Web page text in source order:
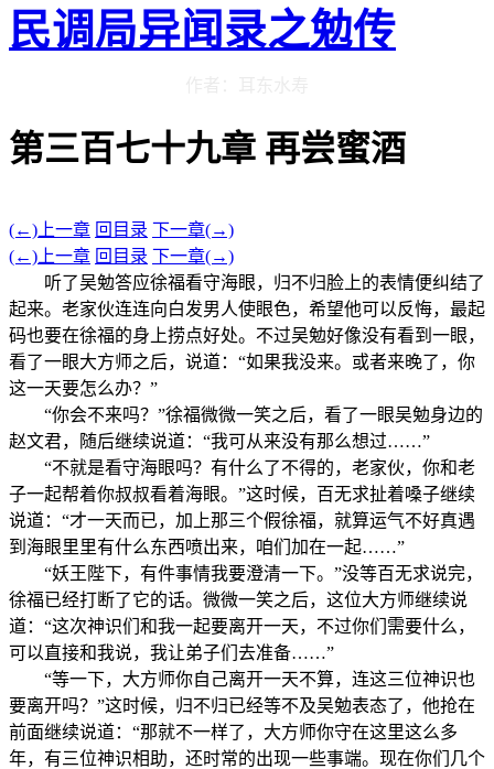
民调局异闻录之勉传
第三百七十九章 再尝蜜酒
(←)上一章 回目录 下一章(→)
(←)上一章 回目录 下一章(→)
听了吴勉答应徐福看守海眼，归不归脸上的表情便纠结了
起来。老家伙连连向白发男人使眼色，希望他可以反悔，最起
码也要在徐福的身上捞点好处。不过吴勉好像没有看到一眼，
看了一眼大方师之后，说道：“如果我没来。或者来晚了，你
这一天要怎么办？”
“你会不来吗？”徐福微微一笑之后，看了一眼吴勉身边的
赵文君，随后继续说道：“我可从来没有那么想过……”
“不就是看守海眼吗？有什么了不得的，老家伙，你和老
子一起帮着你叔叔看着海眼。”这时候，百无求扯着嗓子继续
说道：“才一天而已，加上那三个假徐福，就算运气不好真遇
到海眼里里有什么东西喷出来，咱们加在一起……”
“妖王陛下，有件事情我要澄清一下。”没等百无求说完，
徐福已经打断了它的话。微微一笑之后，这位大方师继续说
道：“这次神识们和我一起要离开一天，不过你们需要什么，
可以直接和我说，我让弟子们去准备……”
“等一下，大方师你自己离开一天不算，连这三位神识也
要离开吗？”这时候，归不归已经等不及吴勉表态了，他抢在
前面继续说道：“那就不一样了，大方师你守在这里这么多
年，有三位神识相助，还时常的出现一些事端。现在你们几个